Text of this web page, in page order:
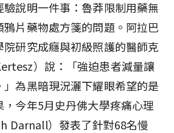
說明一件事：魯莽限制用藥無
片藥物處方箋的問題。阿拉巴
院研究成癮與初級照護的醫師克
）說：「強迫患者減量讓
為黑暗現況灑下耀眼希望的是
今年5月史丹佛大學疼痛心理
Darnall）發表了針對68名慢